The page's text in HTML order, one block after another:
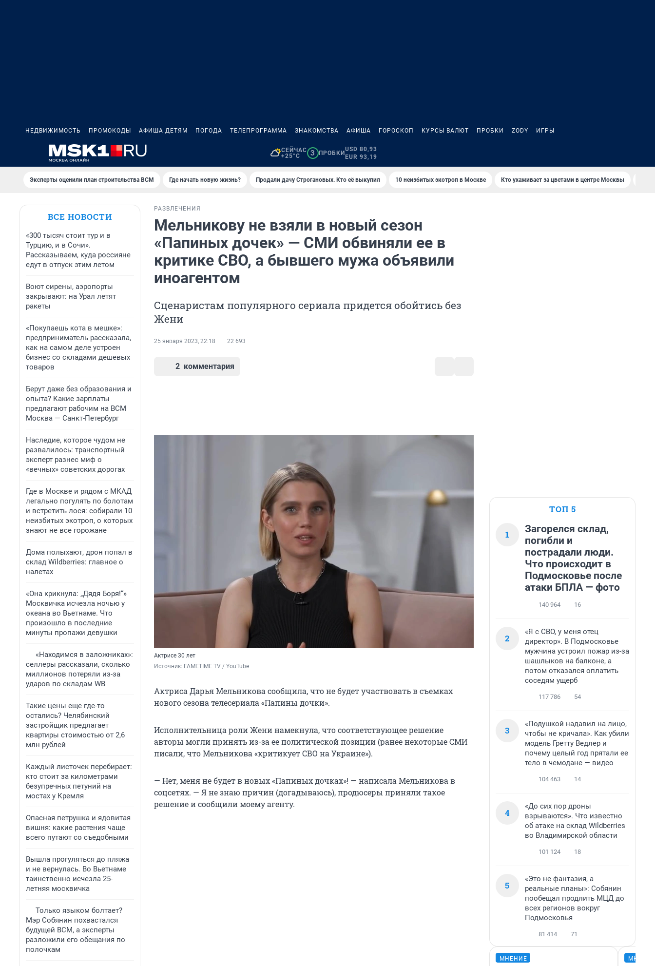
НЕДВИЖИМОСТЬ ПРОМОКОДЫ АФИША ДЕТЯМ ПОГОДА ТЕЛЕПРОГРАММА ЗНАКОМСТВА АФИША ГОРОСКОП КУРСЫ ВАЛЮТ ПРОБКИ ZODY ИГРЫ
СЕЙЧАС
+25°C
3 ПРОБКИ
USD 80,93
EUR 93,19
Эксперты оценили план строительства ВСМ Где начать новую жизнь? Продали дачу Строгановых. Кто её выкупил 10 неизбитых экотроп в Москве Кто ухаживает за цветами в центре Москвы
ВСЕ НОВОСТИ
«300 тысяч стоит тур и в
Турцию, и в Сочи».
Рассказываем, куда россияне
едут в отпуск этим летом
Воют сирены, аэропорты
закрывают: на Урал летят
ракеты
«Покупаешь кота в мешке»:
предприниматель рассказала,
как на самом деле устроен
бизнес со складами дешевых
товаров
Берут даже без образования и
опыта? Какие зарплаты
предлагают рабочим на ВСМ
Москва — Санкт-Петербург
Наследие, которое чудом не
развалилось: транспортный
эксперт разнес миф о
«вечных» советских дорогах
Где в Москве и рядом с МКАД
легально погулять по болотам
и встретить лося: собирали 10
неизбитых экотроп, о которых
знают не все горожане
Дома полыхают, дрон попал в
склад Wildberries: главное о
налетах
«Она крикнула: „Дядя Боря!“»
Москвичка исчезла ночью у
океана во Вьетнаме. Что
произошло в последние
минуты пропажи девушки
«Находимся в заложниках»:
селлеры рассказали, сколько
миллионов потеряли из-за
ударов по складам WB
Такие цены еще где-то
остались? Челябинский
застройщик предлагает
квартиры стоимостью от 2,6
млн рублей
Каждый листочек перебирает:
кто стоит за километрами
безупречных петуний на
мостах у Кремля
Опасная петрушка и ядовитая
вишня: какие растения чаще
всего путают со съедобными
Вышла прогуляться до пляжа
и не вернулась. Во Вьетнаме
таинственно исчезла 25-
летняя москвичка
Только языком болтает?
Мэр Собянин похвастался
будущей ВСМ, а эксперты
разложили его обещания по
полочкам
РАЗВЛЕЧЕНИЯ
Мельникову не взяли в новый сезон
«Папиных дочек» — СМИ обвиняли ее в
критике СВО, а бывшего мужа объявили
иноагентом
Сценаристам популярного сериала придется обойтись без
Жени
25 января 2023, 22:18 22 693
2 комментария
Актрисе 30 лет
Источник: FAMETIME TV / YouTube
Актриса Дарья Мельникова сообщила, что не будет участвовать в съемках
нового сезона телесериала «Папины дочки».
Исполнительница роли Жени намекнула, что соответствующее решение
авторы могли принять из-за ее политической позиции (ранее некоторые СМИ
писали, что Мельникова «критикует СВО на Украине»).
— Нет, меня не будет в новых «Папиных дочках»! — написала Мельникова в
соцсетях. — Я не знаю причин (догадываюсь), продюсеры приняли такое
решение и сообщили моему агенту.
ТОП 5
1
Загорелся склад,
погибли и
пострадали люди.
Что происходит в
Подмосковье после
атаки БПЛА — фото
140 964 16
2
«Я с СВО, у меня отец
директор». В Подмосковье
мужчина устроил пожар из-за
шашлыков на балконе, а
потом отказался оплатить
соседям ущерб
117 786 54
3
«Подушкой надавил на лицо,
чтобы не кричала». Как убили
модель Гретту Ведлер и
почему целый год прятали ее
тело в чемодане — видео
104 463 14
4
«До сих пор дроны
взрываются». Что известно
об атаке на склад Wildberries
во Владимирской области
101 124 18
5
«Это не фантазия, а
реальные планы»: Собянин
пообещал продлить МЦД до
всех регионов вокруг
Подмосковья
81 414 71
МНЕНИЕ